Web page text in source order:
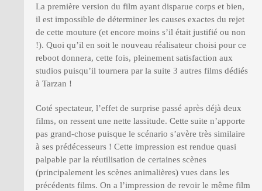
La première version du film ayant disparue corps et bien,
il est impossible de déterminer les causes exactes du rejet
de cette mouture (et encore moins s’il était justifié ou non
!). Quoi qu’il en soit le nouveau réalisateur choisi pour ce
reboot donnera, cette fois, pleinement satisfaction aux
studios puisqu’il tournera par la suite 3 autres films dédiés
à Tarzan !
Coté spectateur, l’effet de surprise passé après déjà deux
films, on ressent une nette lassitude. Cette suite n’apporte
pas grand-chose puisque le scénario s’avère très similaire
à ses prédécesseurs ! Cette impression est rendue quasi
palpable par la réutilisation de certaines scènes
(principalement les scènes animalières) vues dans les
précédents films. On a l’impression de revoir le même film